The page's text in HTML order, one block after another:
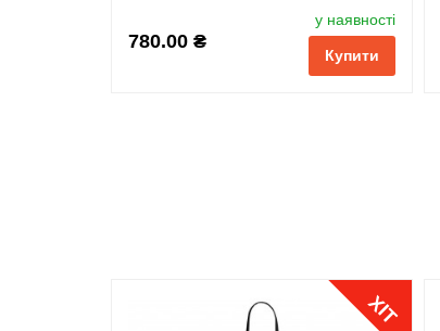
Рожевий
Білий
780.00 ₴
у наявності
Купити
Чорний
XL
ХІТ